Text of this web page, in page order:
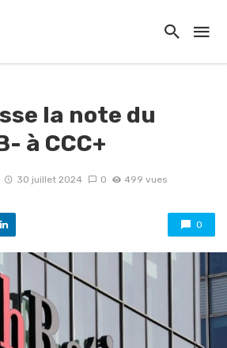
la note du
à CCC+
30 juillet 2024 0 499 vues
0